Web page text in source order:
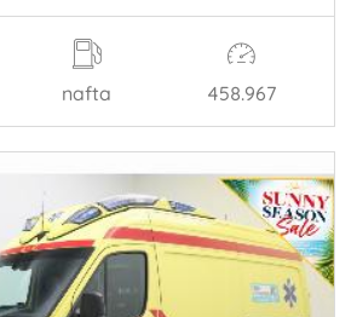
nafta 458.967